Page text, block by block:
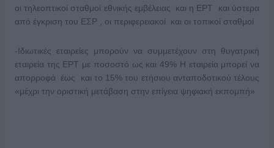
οι τηλεοπτικοί σταθμοί εθνικής εμβέλειας και η ΕΡΤ και ύστερα
από έγκριση του ΕΣΡ , οι περιφερειακοί και οι τοπικοί σταθμοί
-Ιδιωτικές εταιρείες μπορούν να συμμετέχουν στη θυγατρική
εταιρεία της ΕΡΤ με ποσοστό ως και 49% Η εταιρεία μπορεί να
απορροφά έως και το 15% του ετήσιου ανταποδοτικού τέλους
«μέχρι την οριστική μετάβαση στην επίγεια ψηφιακή εκπομπή»